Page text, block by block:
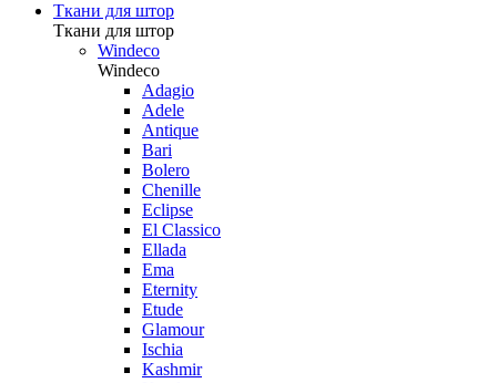
Ткани для штор
Ткани для штор
Windeco
Windeco
Adagio
Adele
Antique
Bari
Bolero
Chenille
Eclipse
El Classico
Ellada
Ema
Eternity
Etude
Glamour
Ischia
Kashmir